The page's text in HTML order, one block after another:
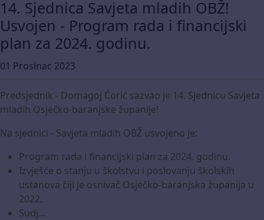
14. Sjednica Savjeta mladih OBŽ!
Usvojen - Program rada i financijski
plan za 2024. godinu.
01 Prosinac 2023
Predsjednik - Domagoj Ćorić sazvao je 14. Sjednicu Savjeta
mladih Osječko-baranjske županije!
Na sjednici - Savjeta mladih OBŽ usvojeno je:
Program rada i financijski plan za 2024. godinu.
Izvješće o stanju u školstvu i poslovanju školskih
ustanova čiji je osnivač Osječko-baranjska županija u
2022.
Sudj...